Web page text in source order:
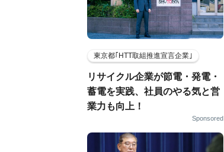
東京都｢HTT取組推進宣言企業｣
リサイクル企業が節電・発電・
蓄電を実践、社員のやる気と営
業力も向上！
Sponsored